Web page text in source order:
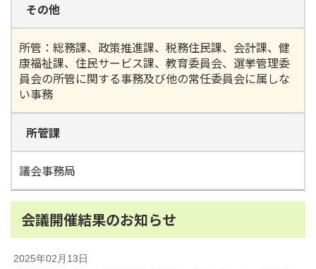
その他
所管：総務課、政策推進課、税務住民課、会計課、健
康福祉課、住民サービス課、教育委員会、選挙管理委
員会の所管に関する事務及び他の常任委員会に属しな
い事務
所管課
議会事務局
会議開催結果のお知らせ
2025年02月13日